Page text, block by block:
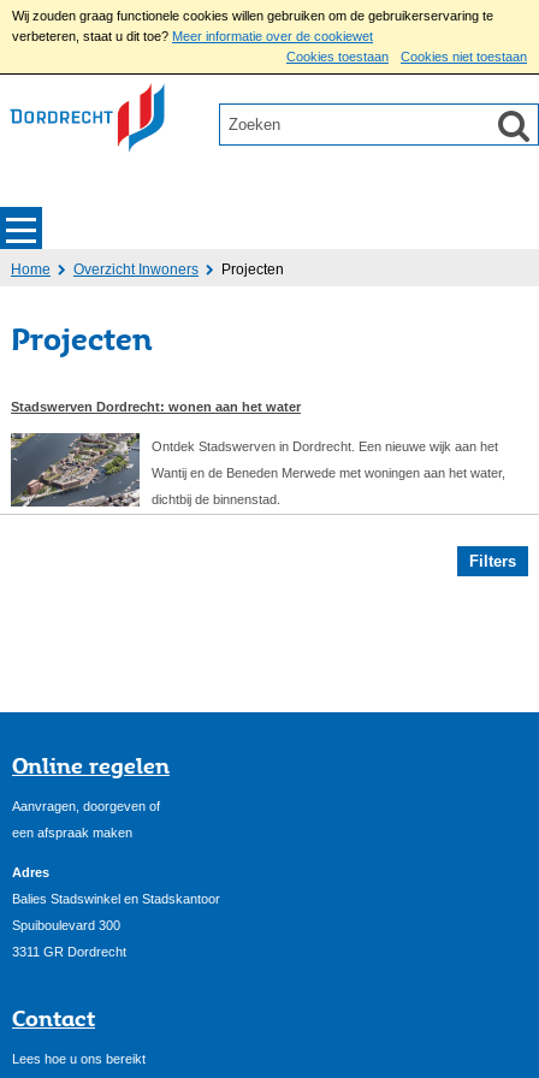
Wij zouden graag functionele cookies willen gebruiken om de gebruikerservaring te
verbeteren, staat u dit toe? Meer informatie over de cookiewet
Cookies toestaan
Cookies niet toestaan
Home Overzicht Inwoners Projecten
Projecten
Stadswerven Dordrecht: wonen aan het water
Ontdek Stadswerven in Dordrecht. Een nieuwe wijk aan het
Wantij en de Beneden Merwede met woningen aan het water,
dichtbij de binnenstad.
Filters
Online regelen
Aanvragen, doorgeven of
een afspraak maken
Adres
Balies Stadswinkel en Stadskantoor
Spuiboulevard 300
3311 GR Dordrecht
Contact
Lees hoe u ons bereikt